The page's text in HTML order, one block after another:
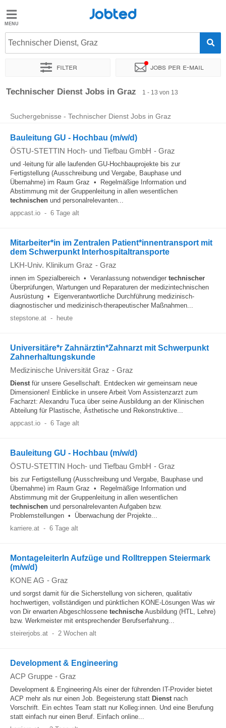
Jobted
Jobs
Jobted
Technischer Dienst, Graz
Filter Jobs per e-mail
Sortieren nach Genauer Standort Unternehmen
Technischer Dienst Jobs in Graz 1 - 13 von 13
Suchergebnisse - Technischer Dienst Jobs in Graz
Bauleitung GU - Hochbau (m/w/d)
ÖSTU-STETTIN Hoch- und Tiefbau GmbH - Graz
und -leitung für alle laufenden GU-Hochbauprojekte bis zur
Fertigstellung (Ausschreibung und Vergabe, Bauphase und
Übernahme) im Raum Graz • Regelmäßige Information und
Abstimmung mit der Gruppenleitung in allen wesentlichen
technischen und personalrelevanten...
appcast.io - 6 Tage alt
Mitarbeiter*in im Zentralen Patient*innentransport mit
dem Schwerpunkt Interhospitaltransporte
LKH-Univ. Klinikum Graz - Graz
innen im Spezialbereich • Veranlassung notwendiger technischer
Überprüfungen, Wartungen und Reparaturen der medizintechnischen
Ausrüstung • Eigenverantwortliche Durchführung medizinisch-
diagnostischer und medizinisch-therapeutischer Maßnahmen...
stepstone.at - heute
Universitäre*r Zahnärztin*Zahnarzt mit Schwerpunkt
Zahnerhaltungskunde
Medizinische Universität Graz - Graz
Dienstfür unsere Gesellschaft. Entdecken wir gemeinsam neue
Dimensionen! Einblicke in unsere Arbeit Vom Assistenzarzt zum
Facharzt: Alexandru Tuca über seine Ausbildung an der Klinischen
Abteilung für Plastische, Ästhetische und Rekonstruktive...
appcast.io - 6 Tage alt
Bauleitung GU - Hochbau (m/w/d)
ÖSTU-STETTIN Hoch- und Tiefbau GmbH - Graz
bis zur Fertigstellung (Ausschreibung und Vergabe, Bauphase und
Übernahme) im Raum Graz • Regelmäßige Information und
Abstimmung mit der Gruppenleitung in allen wesentlichen
technischen und personalrelevanten Aufgaben bzw.
Problemstellungen • Überwachung der Projekte...
karriere.at - 6 Tage alt
MontageleiterIn Aufzüge und Rolltreppen Steiermark
(m/w/d)
KONE AG - Graz
und sorgst damit für die Sicherstellung von sicheren, qualitativ
hochwertigen, vollständigen und pünktlichen KONE-Lösungen Was wir
von Dir erwarten Abgeschlossene technische Ausbildung (HTL, Lehre)
bzw. Werkmeister mit entsprechender Berufserfahrung...
steirerjobs.at - 2 Wochen alt
Development & Engineering
ACP Gruppe - Graz
Development & Engineering Als einer der führenden IT-Provider bietet
ACP mehr als nur einen Job. Begeisterung statt Dienstnach
Vorschrift. Ein echtes Team statt nur Kolleg:innen. Und eine Berufung
statt einfach nur einen Beruf. Einfach online...